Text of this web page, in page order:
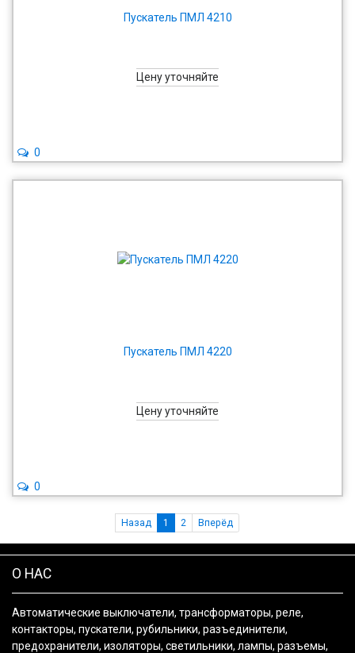
Пускатель ПМЛ 4210
Цену уточняйте
0
Пускатель ПМЛ 4220
Цену уточняйте
0
Назад 1 2 Вперёд
О НАС
Автоматические выключатели, трансформаторы, реле,
контакторы, пускатели, рубильники, разъединители,
предохранители, изоляторы, светильники, лампы, разъемы,